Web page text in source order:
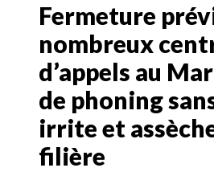
Fermeture
nombreux
d’appels au
de phoning
irrite et
filière